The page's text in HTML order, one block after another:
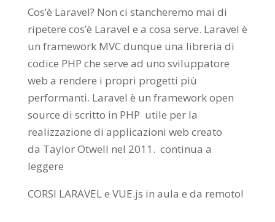
Cos’è Laravel? Non ci stancheremo mai di
ripetere cos’è Laravel e a cosa serve. Laravel è
un framework MVC dunque una libreria di
codice PHP che serve ad uno sviluppatore
web a rendere i propri progetti più
performanti. Laravel è un framework open
source di scritto in PHP utile per la
realizzazione di applicazioni web creato
da Taylor Otwell nel 2011. continua a
leggere
CORSI LARAVEL e VUE.js in aula e da remoto!